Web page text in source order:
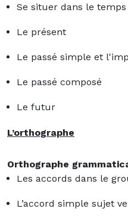
Se situer dans le temps
Le présent
Le passé simple et
Le passé composé
Le futur
L’orthographe
Orthographe
Les accords dans le
L’accord simple sujet